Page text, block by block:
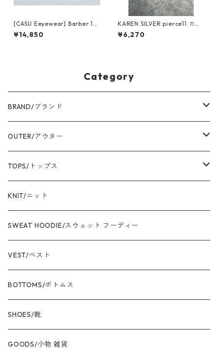
[CASU Eeyewear] Barber 178
black キャスアイウェア バー
バー(sun)
¥14,850
KAREN SILVER pierce11 カレ
ンシルバー ピアス
¥6,270
Category
BRAND/ブランド
ordinary fits/オーディナリーフィッツ
sassafras/ササフラス
yonetomi/ヨネトミ
newbalance/ニューバランス
champion/チャンピオン
VIBAe/ヴィバ
BOKU HA TANOSII/ボクハタノシイ
NOT OEM/ノットオーイーエム
OUTER/アウター
coat/コート
blouson/ブルゾン
jacket/ジャケット
TOPS/トップス
shirt/シャツ
T-shirt/Tシャツ
sweat/スウェット
KNIT/ニット
SWEAT HOODIE/スウェット フーディー
VEST/ベスト
BOTTOMS/ボトムス
SHOES/靴
GOODS/小物 雑貨